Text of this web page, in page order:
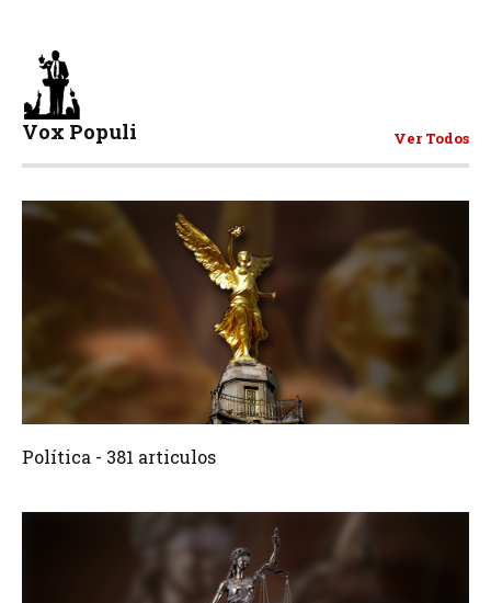
Vox Populi Ver Todos
381 Articulos
Política - 381 articulos